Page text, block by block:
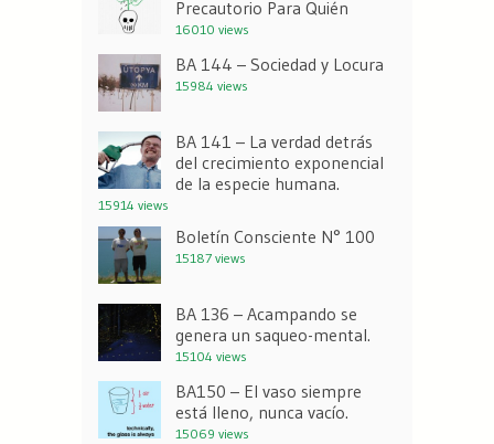
Precautorio Para Quién
16010 views
BA 144 – Sociedad y Locura
15984 views
BA 141 – La verdad detrás
del crecimiento exponencial
de la especie humana.
15914 views
Boletín Consciente N° 100
15187 views
BA 136 – Acampando se
genera un saqueo-mental.
15104 views
BA150 – El vaso siempre
está lleno, nunca vacío.
15069 views